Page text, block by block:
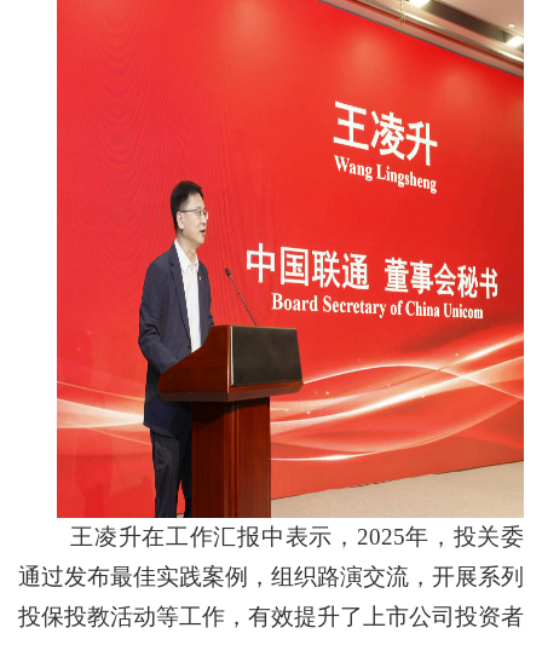
王凌升在工作汇报中表示，2025年，投关委
通过发布最佳实践案例，组织路演交流，开展系列
投保投教活动等工作，有效提升了上市公司投资者